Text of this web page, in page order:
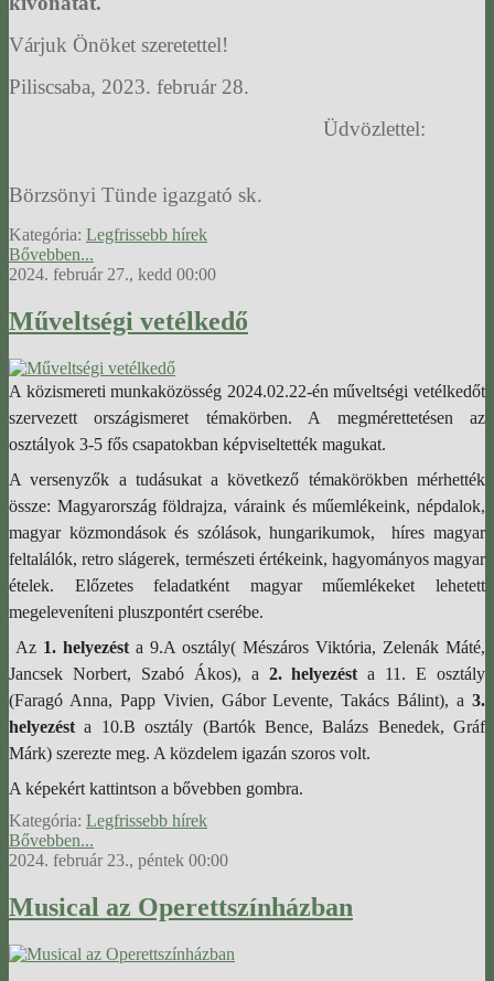
Várjuk Önöket szeretettel!
Piliscsaba, 2023. február 28.
Üdvözlettel:
Börzsönyi Tünde igazgató sk.
Kategória: Legfrissebb hírek
Bővebben...
2024. február 27., kedd 00:00
Műveltségi vetélkedő
A közismereti munkaközösség 2024.02.22-én műveltségi vetélkedőt
szervezett országismeret témakörben. A megmérettetésen az
osztályok 3-5 fős csapatokban képviseltették magukat.
A versenyzők a tudásukat a következő témakörökben mérhették
össze: Magyarország földrajza, váraink és műemlékeink, népdalok,
magyar közmondások és szólások, hungarikumok, híres magyar
feltalálók, retro slágerek, természeti értékeink, hagyományos magyar
ételek. Előzetes feladatként magyar műemlékeket lehetett
megeleveníteni pluszpontért cserébe.
Az 1. helyezést a 9.A osztály( Mészáros Viktória, Zelenák Máté,
Jancsek Norbert, Szabó Ákos), a 2. helyezést a 11. E osztály
(Faragó Anna, Papp Vivien, Gábor Levente, Takács Bálint), a 3.
helyezést a 10.B osztály (Bartók Bence, Balázs Benedek, Gráf
Márk) szerezte meg. A közdelem igazán szoros volt.
A képekért kattintson a bővebben gombra.
Kategória: Legfrissebb hírek
Bővebben...
2024. február 23., péntek 00:00
Musical az Operettszínházban